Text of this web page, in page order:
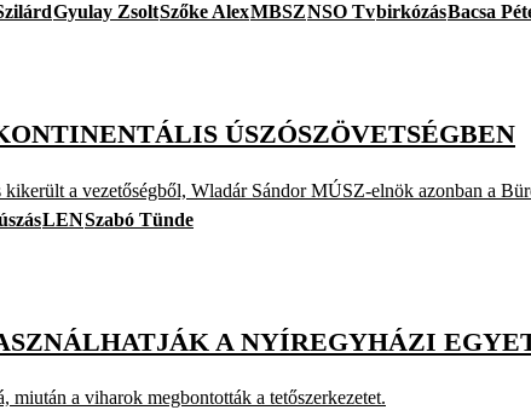
Gyulay ZsoltSzőke AlexMBSZNSO TvbirkózásBacsa
ÚSZÓSZÖVETSÉGBEN
a vezetőségből, Wladár Sándor MÚSZ-elnök azonban a
LENSzabó Tünde
A NYÍREGYHÁZI
miután a viharok megbontották a tetőszerkezetet.